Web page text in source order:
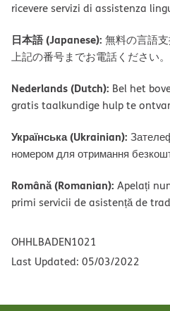
ricevere servizi di assistenza
日本語 (Japanese): 無料の言語
上記の番号までお電話ください。
Nederlands (Dutch): Bel het
gratis taalkundige hulp te
Українська (Ukrainian):
номером для отримання
Română (Romanian): Apelați
primi servicii de asistență de
OHHLBADEN1021
Last Updated: 05/03/2022